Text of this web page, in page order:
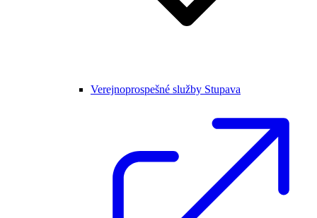
Verejnoprospešné služby Stupava